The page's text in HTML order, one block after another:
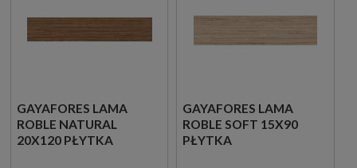
GAYAFORES LAMA
ROBLE NATURAL
20X120 PŁYTKA
GAYAFORES LAMA
ROBLE SOFT 15X90
PŁYTKA